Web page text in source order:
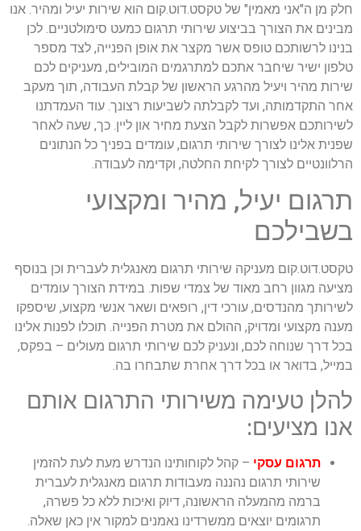
חלק מן ה"אני מאמין" של טקסט.דוט.קום הוא שירות יעיל ומהיר. אנו
מבינים את הצורך בביצוע שירותי תרגום כמעט סימולטניים. לכן
בנינו לרשותכם טופס אשר מקצר את אופן הפנייה, לצד מספר
טלפון ישיר שיחבר אתכם למתרגמים המובילים, מעניקים לכם
שירות מהיר ויעיל מהרגע הראשון של קבלת העבודה, תוך מעקב
אחר התקדמותה, ועד לקבלתה לשביעות רצונך. עוד העמדתנו
לשירותכם אפשרות לקבל הצעת מחיר און ליין. כך, שעה לאחר
שפנית אלינו לצורך שירותי תרגום, עומדים בפניך כל הנתונים
הרלוונטיים לצורך לקיחת החלטה, וקדימה לעבודה.
תרגום יעיל, מהיר ומקצועי
בשבילכם
טקסט.דוט.קום מעניקה שירותי תרגום מאנגלית לעברית וכן בנוסף
מציעה מגוון רחב מאוד של צמדי שפות. במידת הצורך עומדים
לשירותך מהנדסים, עורכי דין, רופאים ושאר אנשי מקצוע, שיספקו
מענה מקצועי ומדויק, ההולם את מטרת הפנייה. תוכלו לפנות אלינו
בכל דרך שנוחה לכם, ונעניק לכם שירותי תרגום מעולים – בפקס,
במייל, בדואר או בכל דרך אחרת שתבחרו בה.
להלן טעימה משירותי התרגום אותם
אנו מציעים:
תרגום עסקי – קהל לקוחותינו הנדרש מעת לעת להזמין
שירותי תרגום נהננה מעבודות תרגום מאנגלית לעברית
ברמה מהמעלה הראשונה, דיוק ואיכות ללא כל פשרה,
תרגומים יוצאים ממשרדינו נאמנים למקור אין כאן שאלה.